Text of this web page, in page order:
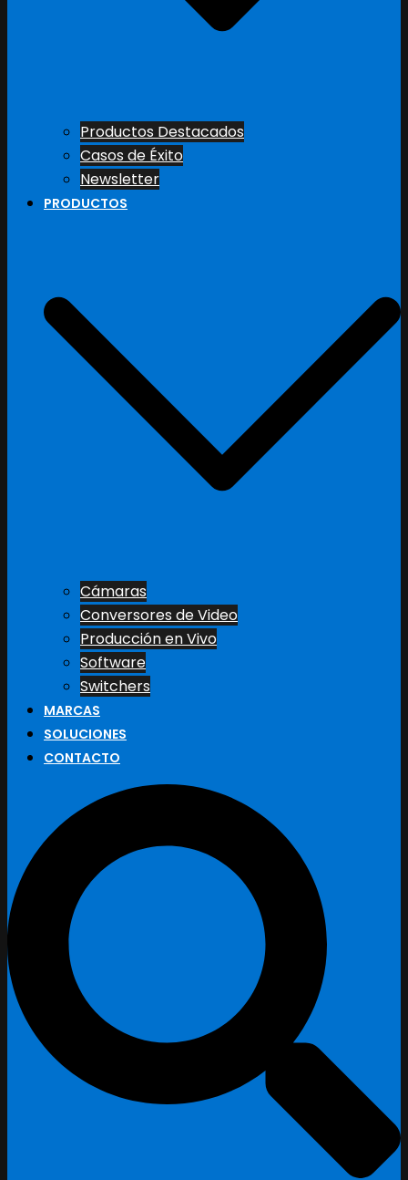
Productos Destacados
Casos de Éxito
Newsletter
PRODUCTOS
Cámaras
Conversores de Video
Producción en Vivo
Software
Switchers
MARCAS
SOLUCIONES
CONTACTO